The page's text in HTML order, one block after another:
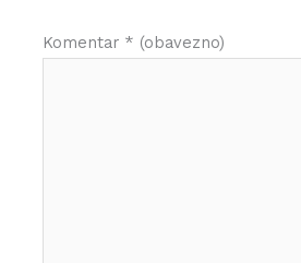
Komentar * (obavezno)